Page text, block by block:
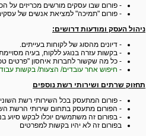
- פורום שבו עסקים מורשים מכריזים על
- פורום "תמיכה" למציאת אנשים של
ניהול העסק ומודעות דרושים:
- דיונים מהסוג של לקוחות בעייתים.
- בקשות עזרה בנוגע ללקוח, בעיה
- כל מה שקשור לחברות איחסון "פרטים
- חיפוש אחר עובדים/ הצעות/ בקשות
תחזוק שרתים ושירותי רשת נוספים
- פורום המתעסק בכל השירותי רשת
- הפורום מתעסק בתחום שירותי הרשת
- בפורום זה משתמשים יוכלו לבקש סיוע
בפורום זה לא יהיו בקשות למפרטים